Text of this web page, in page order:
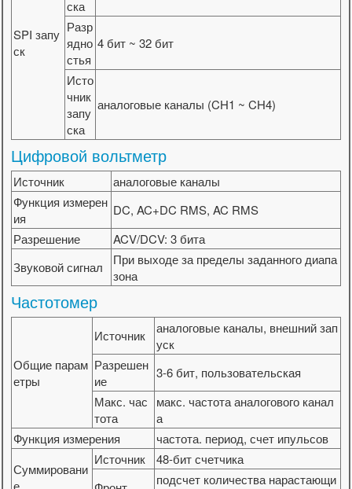
SPI запу
ск
ска
Разр
ядно
стья
4 бит ~ 32 бит
Исто
чник
запу
ска
аналоговые каналы (CH1 ~ CH4)
Цифровой вольтметр
Источник
аналоговые каналы
Функция измерен
ия
DC, AC+DC RMS, AC RMS
Разрешение
ACV/DCV: 3 бита
Звуковой сигнал
При выходе за пределы заданного диапа
зона
Частотомер
Общие парам
етры
Источник
аналоговые каналы, внешний зап
уск
Разрешен
ие
3-6 бит, пользовательская
Макс. час
тота
макс. частота аналогового канал
а
Функция измерения
частота. период, счет ипульсов
Суммировани
е
Источник
48-бит счетчика
подсчет количества нарастающи